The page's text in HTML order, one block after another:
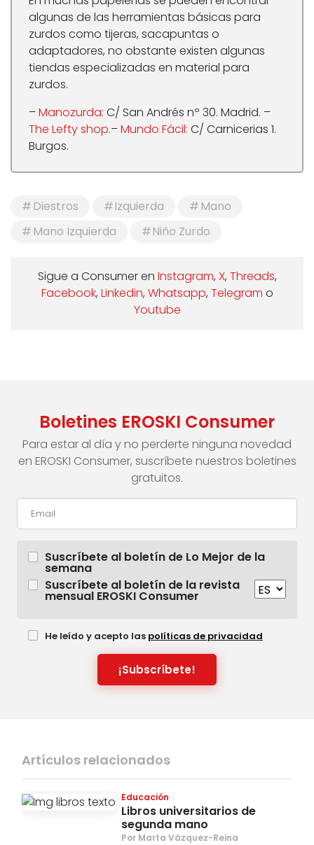
algunas de las herramientas básicas para
zurdos como tijeras, sacapuntas o
adaptadores, no obstante existen algunas
tiendas especializadas en material para
zurdos.
–Manozurda: C/ San Andrés nº 30. Madrid. –
The Lefty shop.–Mundo Fácil: C/ Carnicerias 1.
Burgos.
Diestros Izquierda
Mano
Mano Izquierda
Niño Zurdo
Sigue a Consumer en Instagram, X, Threads,
Facebook, Linkedin, Whatsapp, Telegram o
Youtube
Boletines EROSKI Consumer
Para estar al día y no perderte ninguna novedad
en EROSKI Consumer, suscríbete nuestros boletines
gratuitos.
Suscríbete al boletín de Lo Mejor de la
semana
Suscríbete al boletín de la revista
mensual EROSKI Consumer
He leído y acepto las políticas de privacidad
¡Subscríbete!
Artículos relacionados
Educación
Libros universitarios de
segunda mano
Por Marta Vázquez-Reina